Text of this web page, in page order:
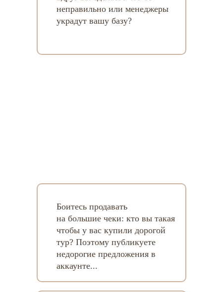
неправильно или менеджеры
украдут вашу базу?
Боитесь продавать
на большие чеки: кто вы такая
чтобы у вас купили дорогой
тур? Поэтому публикуете
недорогие предложения в
аккаунте...